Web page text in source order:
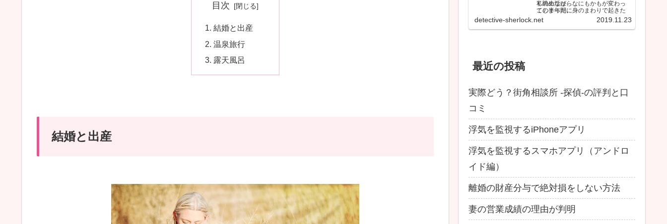
目次
結婚と出産
温泉旅行
露天風呂
結婚と出産
く眺めながら、
この半年間に身のまわりで起きた
ことを思い返していた。
私の生活は、なにもかもが変わっ
てしまった。
しかも間違いなく最悪な…
detective-sherlock.net 2019.11.23
最近の投稿
実際どう？街角相談所 -探偵-の評判と口
コミ
浮気を監視するiPhoneアプリ
浮気を監視するスマホアプリ（アンドロ
イド編）
離婚の財産分与で絶対損をしない方法
妻の営業成績の理由が判明